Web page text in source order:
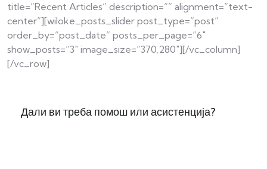
title=”Recent Articles” description=”” alignment=”text-
center”][wiloke_posts_slider post_type=”post”
order_by=”post_date” posts_per_page=”6″
show_posts=”3″ image_size=”370,280″][/vc_column]
[/vc_row]
Дали ви треба помош или асистенција?